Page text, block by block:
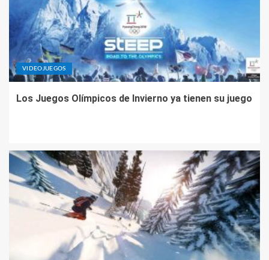
VIDEOJUEGOS
Los Juegos Olímpicos de Invierno ya tienen su juego